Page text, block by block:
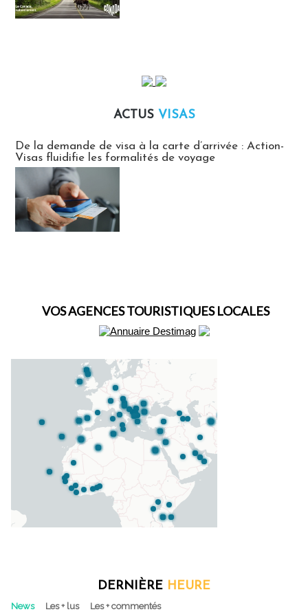
ACTUS VISAS
De la demande de visa à la carte d’arrivée : Action-
Visas fluidifie les formalités de voyage
VOS AGENCES TOURISTIQUES LOCALES
DERNIÈRE HEURE
News Les + lus Les + commentés